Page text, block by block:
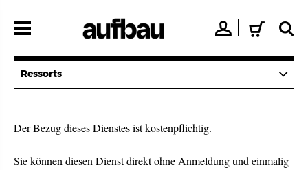
zum
👤 🛒 🔍
Ressorts
Der Bezug dieses Dienstes ist kostenpflichtig.
Sie können diesen Dienst direkt ohne Anmeldung und einmalig